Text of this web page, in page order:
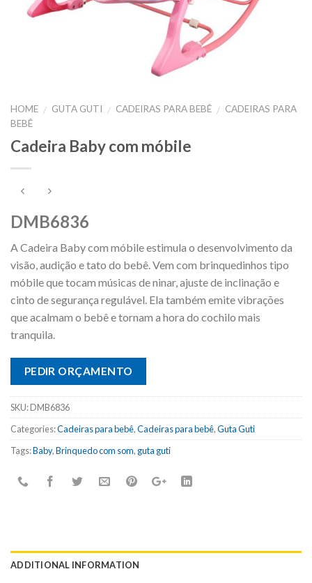
HOME / GUTA GUTI / CADEIRAS PARA BEBÊ / CADEIRAS PARA
BEBÊ
Cadeira Baby com móbile
DMB6836
A Cadeira Baby com móbile estimula o desenvolvimento da
visão, audição e tato do bebê. Vem com brinquedinhos tipo
móbile que tocam músicas de ninar, ajuste de inclinação e
cinto de segurança regulável. Ela também emite vibrações
que acalmam o bebê e tornam a hora do cochilo mais
tranquila.
PEDIR ORÇAMENTO
SKU:DMB6836
Categories:Cadeiras para bebê,Cadeiras para bebê,Guta Guti
Tags:Baby,Brinquedo com som, guta guti
ADDITIONAL INFORMATION